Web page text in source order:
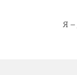
Я –